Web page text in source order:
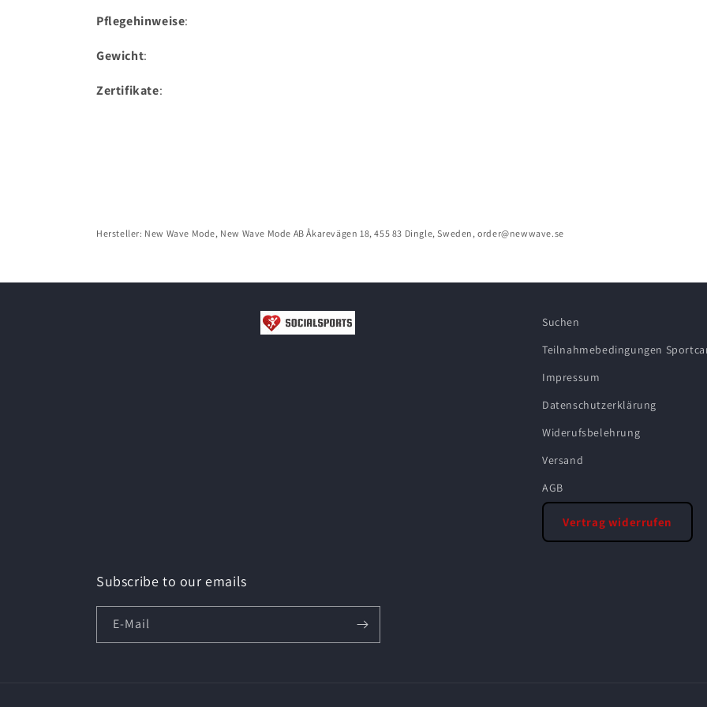
Pflegehinweise:
Gewicht:
Zertifikate:
Hersteller: New Wave Mode, New Wave Mode AB Åkarevägen 18, 455 83 Dingle, Sweden, order@newwave.se
Suchen
Teilnahmebedingungen
Impressum
Datenschutzerklärung
Widerufsbelehrung
Versand
AGB
Vertrag widerrufen
Subscribe to our emails
E-Mail